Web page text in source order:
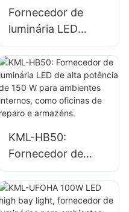
Fornecedor de
luminária LED
industrial KML-
HB30 de 100W
para iluminação de
ambientes internos
em fábricas,
KML-HB50:
Fornecedor de
luminária LED de
alta potência de
150 W para